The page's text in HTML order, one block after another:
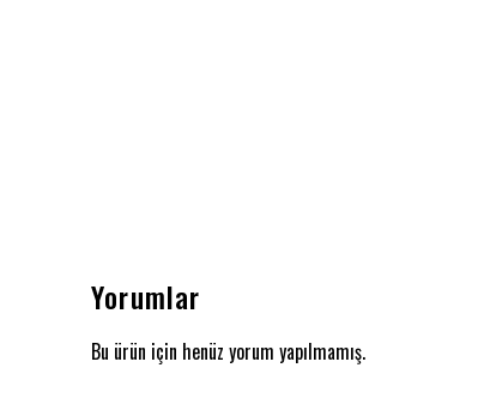
Yorumlar
Bu ürün için henüz yorum yapılmamış.